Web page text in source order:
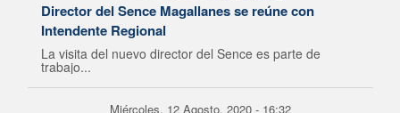
Director del Sence Magallanes se reúne con
Intendente Regional
La visita del nuevo director del Sence es parte de
trabajo...
Miércoles, 12 Agosto, 2020 - 16:32